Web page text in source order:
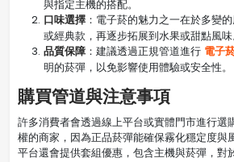
與指定主機的搭配。
口味選擇 ：電子菸的魅力之一在於多變
或經典款，再逐步拓展到水果或甜點風味
品質保障 ：建議透過正規管道進行 電子
明的菸彈，以免影響使用體驗或安全性。
購買管道與注意事項
許多消費者會透過線上平台或實體門市進行選
權的商家，因為正品菸彈能確保霧化穩定度與
平台還會提供套組優惠，包含主機與菸彈，對